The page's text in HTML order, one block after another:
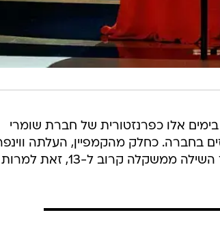
אלו כפרנזטורית של חברת שומרי
בחברה. כחלק מהקמפיין, העלתה
סרטון וידאו לטוויטר האישי שלה, בה היא מספרת איך השילה ממשקלה קרוב ל-13, זאת למרות